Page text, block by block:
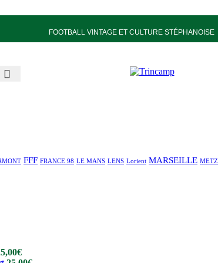
FOOTBALL VINTAGE ET CULTURE STÉPHANOISE
FFF FRANCE 98 LE MANS LENS Lorient MARSEILLE METZ
€